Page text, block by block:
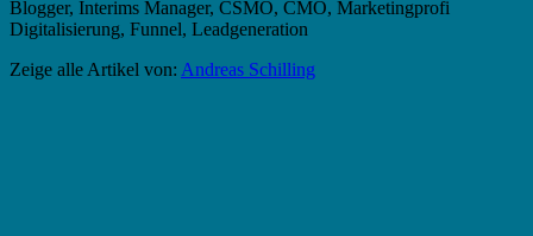
Blogger, Interims Manager, CSMO, CMO, Marketingprofi
Digitalisierung, Funnel, Leadgeneration
Zeige alle Artikel von: Andreas Schilling